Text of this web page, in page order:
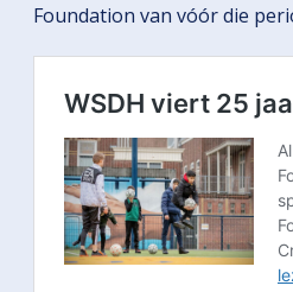
Foundation van vóór die